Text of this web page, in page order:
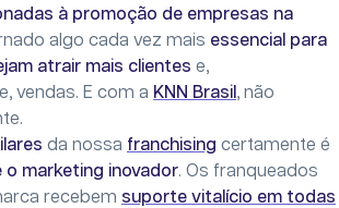
à promoção de empresas na
algo cada vez mais essencial para
atrair mais clientes e,
vendas. E com a KNN Brasil , não
da nossa franchising certamente é
o marketing inovador. Os franqueados
recebem suporte vitalício em todas